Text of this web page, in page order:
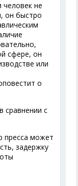
человек не
он быстро
сфере, он
или
о
сравнении с
пресса может
задержку